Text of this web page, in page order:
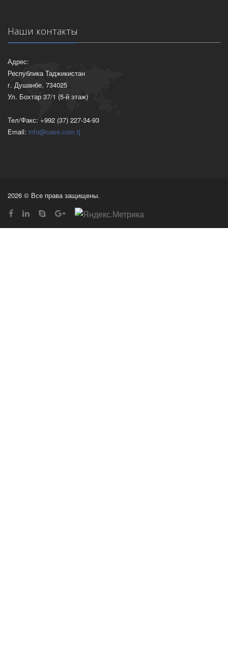
Наши контакты
Адрес:
Республика Таджикистан
г. Душанбе, 734025
Ул. Бохтар 37/1 (5-й этаж)
Тел/Факс: +992 (37) 227-34-93
Email: info@case.com.tj
2026 © Все права защищены.